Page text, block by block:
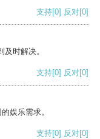
支持[0] 反对[0]
时解决。
支持[0] 反对[0]
娱乐需求。
支持[0] 反对[0]